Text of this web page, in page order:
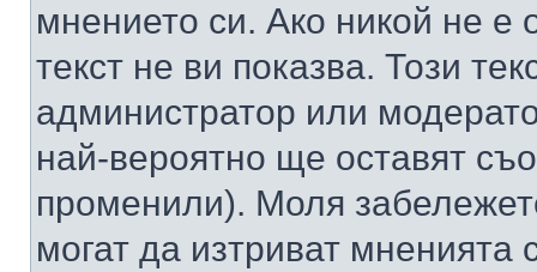
мнението си. Ако никой не е
текст не ви показва. Този
администратор или
най-вероятно ще оставят
променили). Моля
могат да изтриват мненията